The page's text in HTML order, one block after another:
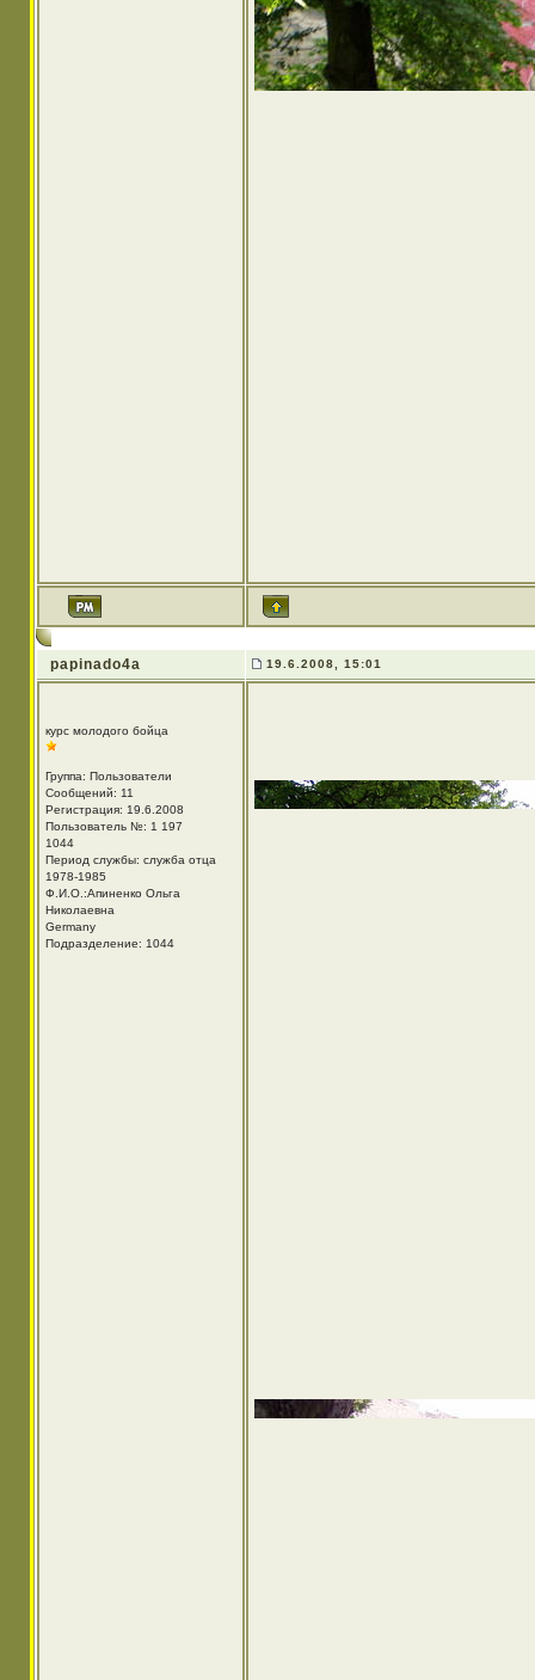
papinado4a 19.6.2008, 15:01
курс молодого бойца
Группа: Пользователи
Сообщений: 11
Регистрация: 19.6.2008
Пользователь №: 1 197
1044
Период службы: служба отца
1978-1985
Ф.И.О.:Апиненко Ольга
Николаевна
Germany
Подразделение: 1044